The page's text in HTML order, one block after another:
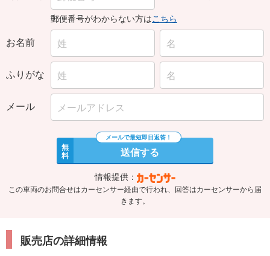
郵便番号がわからない方はこちら
お名前
ふりがな
メール
無
料 送信する
情報提供：
この車両のお問合せはカーセンサー経由で行われ、回答はカーセンサーから届
きます。
販売店の詳細情報